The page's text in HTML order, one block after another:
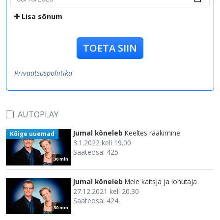
Lisa sõnum
TOETA SIIN
Privaatsuspoliitika
AUTOPLAY
30 min
Kõige uuemad Jumal kõneleb Keeltes rääkimine
3.1.2022 kell 19.00
Saateosa: 425
30 min
Jumal kõneleb Meie kaitsja ja lohutaja
27.12.2021 kell 20.30
Saateosa: 424